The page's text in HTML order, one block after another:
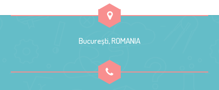
București, ROMANIA